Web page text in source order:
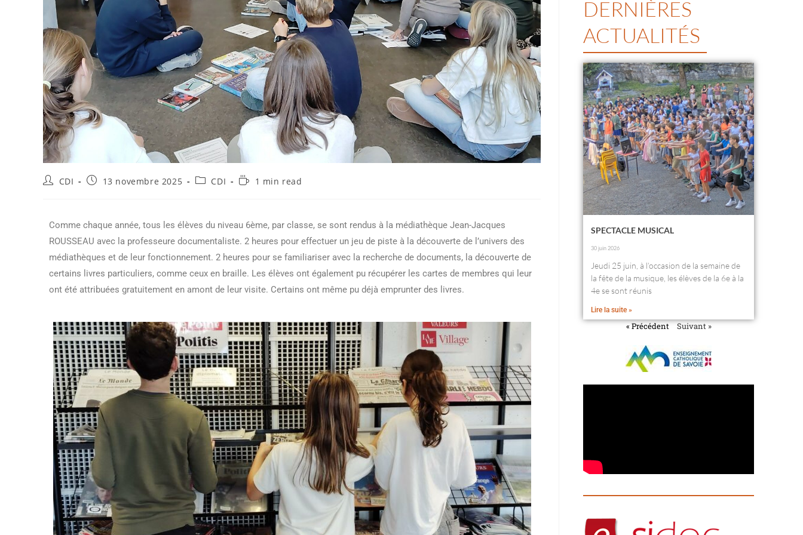
CDI 13 novembre 2025 CDI 1 min read
Comme chaque année, tous les élèves du niveau 6ème, par classe, se sont rendus à la médiathèque Jean-Jacques
ROUSSEAU avec la professeure documentaliste. 2 heures pour effectuer un jeu de piste à la découverte de l’univers des
médiathèques et de leur fonctionnement. 2 heures pour se familiariser avec la recherche de documents, la découverte de
certains livres particuliers, comme ceux en braille. Les élèves ont également pu récupérer les cartes de membres qui leur
ont été attribuées gratuitement en amont de leur visite. Certains ont même pu déjà emprunter des livres.
DERNIÈRES
ACTUALITÉS
SPECTACLE MUSICAL
30 juin 2026
Jeudi 25 juin, à l’occasion de la semaine de
la fête de la musique, les élèves de la 6e à la
4e se sont réunis
Lire la suite »
« Précédent Suivant »